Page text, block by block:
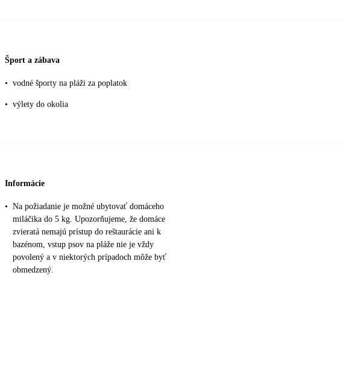
Šport a zábava
• vodné športy na pláži za poplatok
• výlety do okolia
Informácie
• Na požiadanie je možné ubytovať domáceho
miláčika do 5 kg. Upozorňujeme, že domáce
zvieratá nemajú prístup do reštaurácie ani k
bazénom, vstup psov na pláže nie je vždy
povolený a v niektorých prípadoch môže byť
obmedzený.